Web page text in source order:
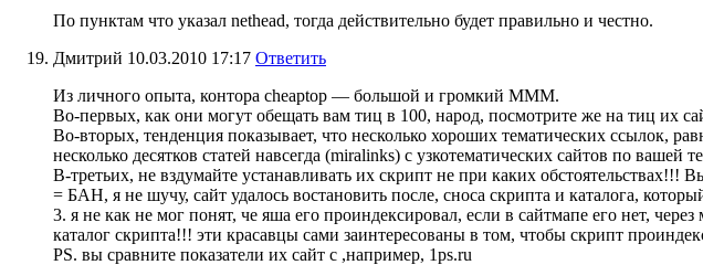
По пунктам что указал nethead, тогда действительно будет правильно и честно.
Дмитрий 10.03.2010 17:17 Ответить
Из личного опыта, контора cheaptop — большой и громкий МММ.
Во-первых, как они могут обещать вам тиц в 100, народ, посмотрите же на тиц
Во-вторых, тенденция показывает, что несколько хороших тематических ссылок,
несколько десятков статей навсегда (miralinks) с узкотематических сайтов по
В-третьих, не вздумайте устанавливать их скрипт не при каких
= БАН, я не шучу, сайт удалось востановить после, сноса скрипта и каталога,
3. я не как не мог понят, че яша его проиндексировал, если в сайтмапе его нет,
каталог скрипта!!! эти красавцы сами заинтересованы в том, чтобы скрипт
PS. вы сравните показатели их сайт с ,например, 1ps.ru